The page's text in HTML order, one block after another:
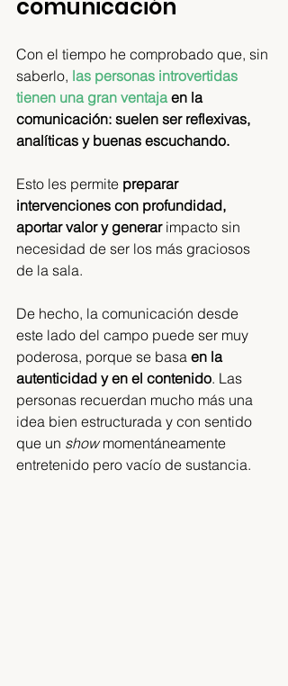
comunicación
Con el tiempo he comprobado que, sin
saberlo, las personas introvertidas
tienen una gran ventaja en la
comunicación: suelen ser reflexivas,
analíticas y buenas escuchando.
Esto les permite preparar
intervenciones con profundidad,
aportar valor y generar impacto sin
necesidad de ser los más graciosos
de la sala.
De hecho, la comunicación desde
este lado del campo puede ser muy
poderosa, porque se basa en la
autenticidad y en el contenido. Las
personas recuerdan mucho más una
idea bien estructurada y con sentido
que un show momentáneamente
entretenido pero vacío de sustancia.